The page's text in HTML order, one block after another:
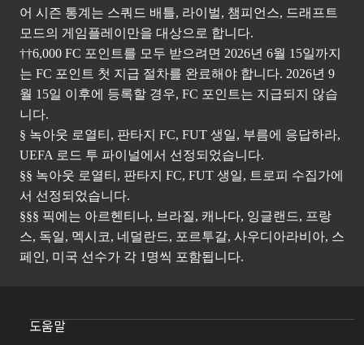
어 시즌 통계는 스쿼드 배틀, 라이벌, 챔피언스, 드래프트
모드의 게임플레이만을 대상으로 합니다.
††6,000 FC 포인트를 모두 받으려면 2026년 6월 15일까지
는 FC 포인트 첫 지급 절차를 완료해야 합니다. 2026년 9
월 15일 이후에 등록할 경우, FC 포인트는 지급되지 않습
니다.
§ 녹아웃 로열티, 판타지 FC, FUT 생일, 부름에 응답하라,
UEFA 로드 투 파이널에서 선정되었습니다.
§§ 녹아웃 로열티, 판타지 FC, FUT 생일, 트로피 수집가에
서 선정되었습니다.
§§§ 픽에는 아르헨티나, 브라질, 캐나다, 잉글랜드, 프랑
스, 독일, 멕시코, 네덜란드, 포르투갈, 사우디아라비아, 스
페인, 미국 선수가 각 1명씩 포함됩니다.
도움말